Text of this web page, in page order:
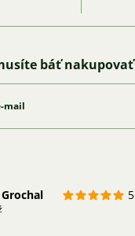
báť nakupovať
mail
5